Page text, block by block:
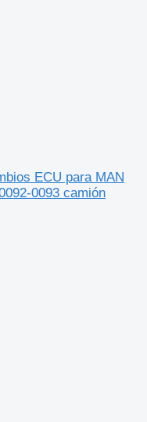
ECU para MAN
0093 camión